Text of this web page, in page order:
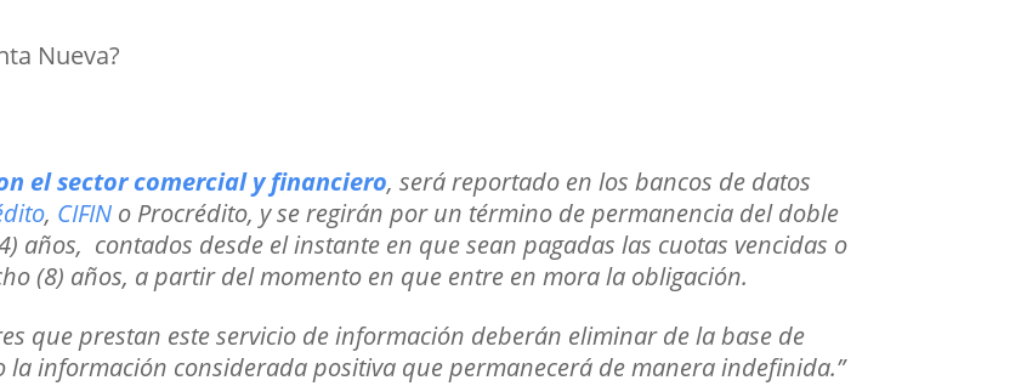
Nueva?
el sector comercial y financiero, será reportado en los bancos de datos
, CIFIN o Procrédito, y se regirán por un término de permanencia del doble
años, contados desde el instante en que sean pagadas las cuotas vencidas o
(8) años, a partir del momento en que entre en mora la obligación.
que prestan este servicio de información deberán eliminar de la base de
la información considerada positiva que permanecerá de manera indefinida.”